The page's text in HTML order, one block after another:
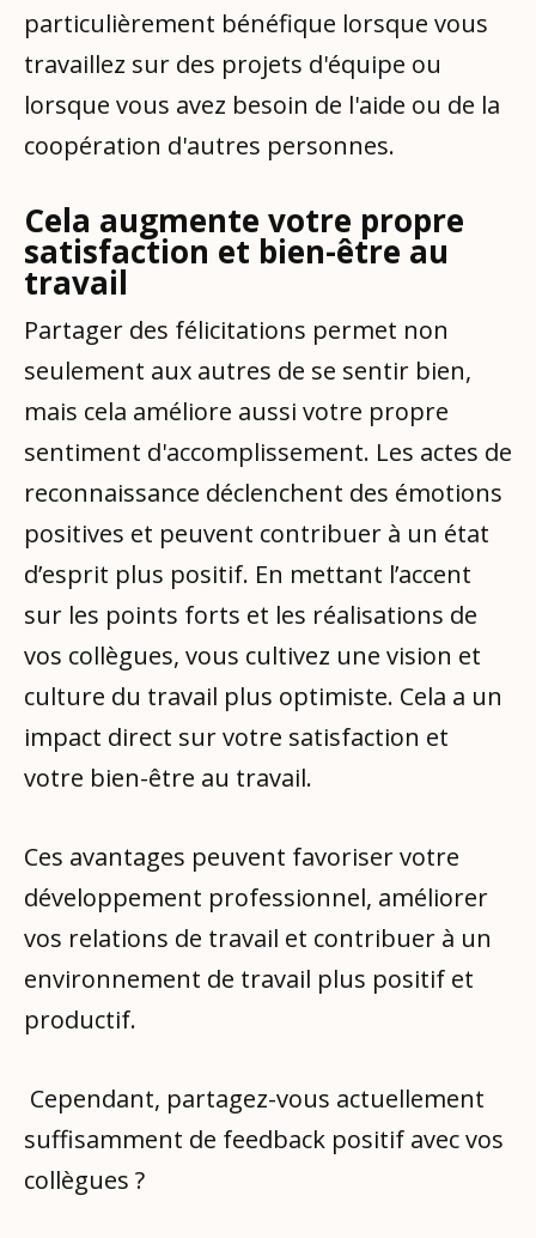
particulièrement bénéfique lorsque vous
travaillez sur des projets d'équipe ou
lorsque vous avez besoin de l'aide ou de la
coopération d'autres personnes.
Cela augmente votre propre
satisfaction et bien-être au
travail
Partager des félicitations permet non
seulement aux autres de se sentir bien,
mais cela améliore aussi votre propre
sentiment d'accomplissement. Les actes de
reconnaissance déclenchent des émotions
positives et peuvent contribuer à un état
d’esprit plus positif. En mettant l’accent
sur les points forts et les réalisations de
vos collègues, vous cultivez une vision et
culture du travail plus optimiste. Cela a un
impact direct sur votre satisfaction et
votre bien-être au travail.
Ces avantages peuvent favoriser votre
développement professionnel, améliorer
vos relations de travail et contribuer à un
environnement de travail plus positif et
productif.
Cependant, partagez-vous actuellement
suffisamment de feedback positif avec vos
collègues ?